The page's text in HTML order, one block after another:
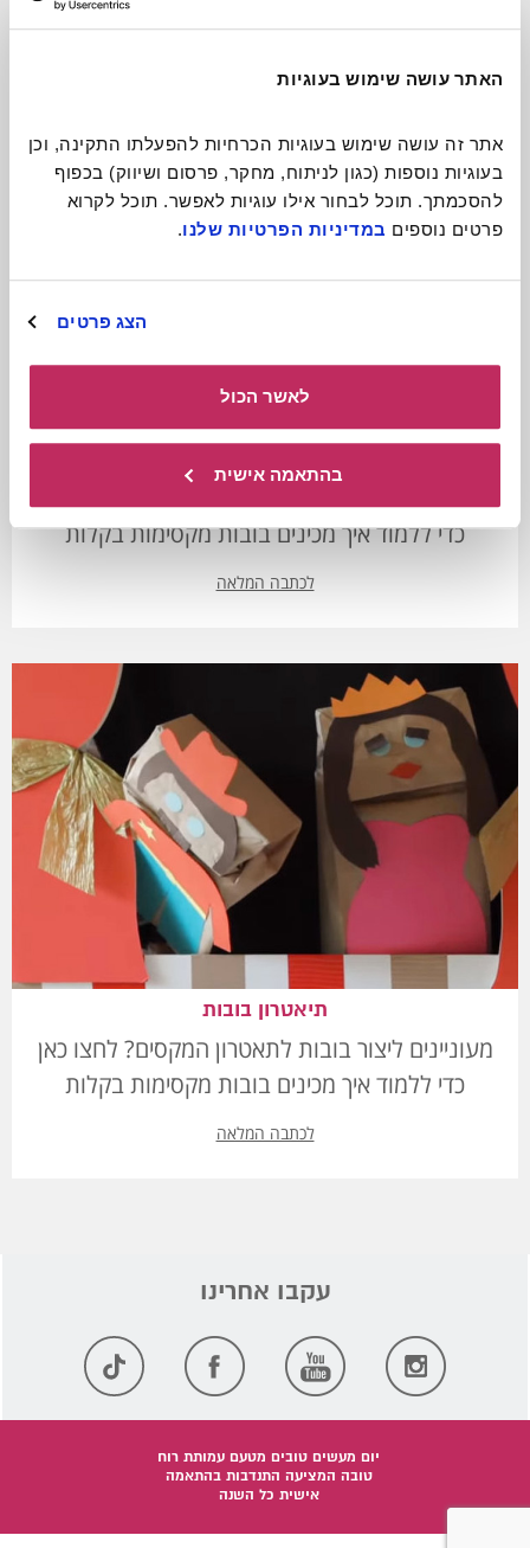
האתר עושה שימוש בעוגיות
פרטים נוספים במדיניות הפרטיות שלנו.
הצג פרטים
לאשר הכול
בהתאמה אישית
לכתבה המלאה
כדי ללמוד איך מכינים בובות מקסימות בקלות
לכתבה המלאה
תיאטרון בובות
מעוניינים ליצור בובות לתאטרון המקסים? לחצו כאן
כדי ללמוד איך מכינים בובות מקסימות בקלות
לכתבה המלאה
יום מעשים טובים מטעם עמותת רוח
טובה המציעה התנדבות בהתאמה
אישית כל השנה